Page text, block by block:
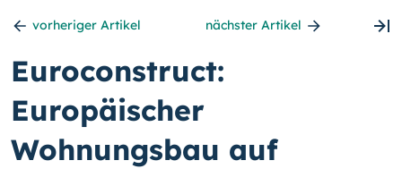
vorheriger Artikel nächster Artikel
Euroconstruct:
Europäischer
Wohnungsbau auf